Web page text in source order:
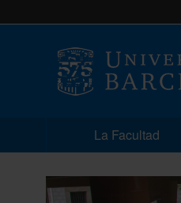
La Facultad